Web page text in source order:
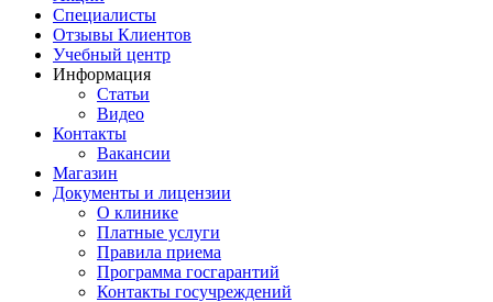
Специалисты
Отзывы Клиентов
Учебный центр
Информация
Статьи
Видео
Контакты
Вакансии
Магазин
Документы и лицензии
О клинике
Платные услуги
Правила приема
Программа госгарантий
Контакты госучреждений